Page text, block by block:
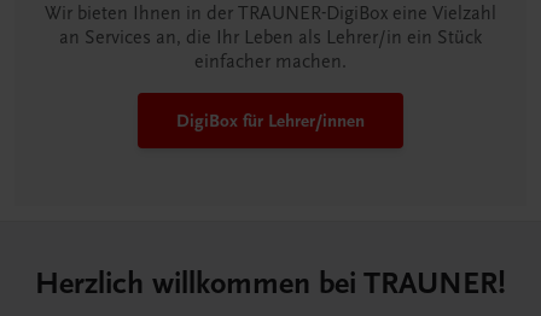
Wir bieten Ihnen in der TRAUNER-DigiBox eine Vielzahl
an Services an, die Ihr Leben als Lehrer/in ein Stück
einfacher machen.
DigiBox für Lehrer/innen
Herzlich willkommen bei TRAUNER!